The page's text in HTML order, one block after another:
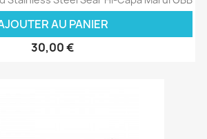
AU PANIER
30,00 €